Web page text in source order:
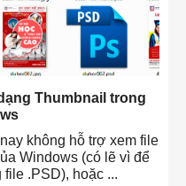
Thumbnail trong
không hỗ trợ xem file
Windows (có lẽ vì để
.PSD), hoặc ...